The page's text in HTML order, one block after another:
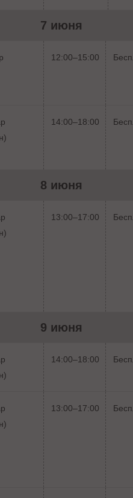
7 июня
12:00–15:00
14:00–18:00
8 июня
13:00–17:00
9 июня
14:00–18:00
13:00–17:00